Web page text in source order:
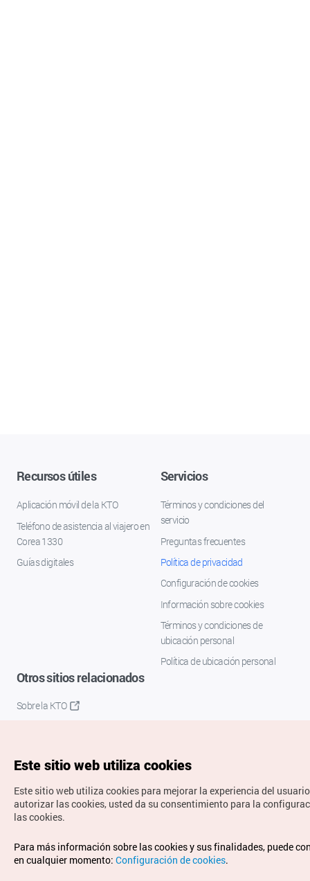
Recursos útiles
Aplicación móvil de la KTO
Teléfono de asistencia al viajero en
Corea 1330
Guías digitales
Servicios
Términos y condiciones del
servicio
Preguntas frecuentes
Política de privacidad
Configuración de cookies
Información sobre cookies
Términos y condiciones de
ubicación personal
Política de ubicación personal
Otros sitios relacionados
Sobre la KTO
Copyrights © Organización de Turismo de Corea. Todos los
derechos reservados.
Para informes de errores y cuestiones relacionadas con el
Este sitio web utiliza cookies
Este sitio web utiliza cookies para mejorar la experiencia del
autorizar las cookies, usted da su consentimiento para la
las cookies.
Para más información sobre las cookies y sus finalidades, puede
en cualquier momento: Configuración de cookies.